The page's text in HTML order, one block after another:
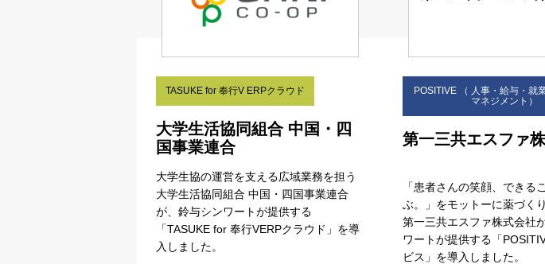
TASUKE for 奉行V ERPクラウド
大学生活協同組合 中国・四
国事業連合
大学生協の運営を支える広域業務を担う
大学生活協同組合 中国・四国事業連合
が、鈴与シンワートが提供する
「TASUKE for 奉行VERPクラウド」を導
入しました。
POSITIVE （ 人事・給与・就
マネジメント）
第一三共エスファ
「患者さんの笑顔、できる
ぶ。」をモットーに薬づく
第一三共エスファ株式会社
ワートが提供する「
ビス」を導入しました。